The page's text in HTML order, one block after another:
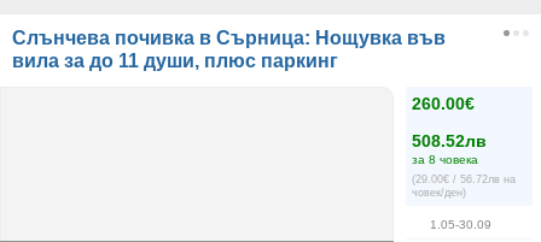
Слънчева почивка в Сърница: Нощувкa във
вила за до 11 души, плюс паркинг
260.00€
508.52лв
за 8 човека
(29.00€ / 56.72лв на
човек/ден)
1.05-30.09